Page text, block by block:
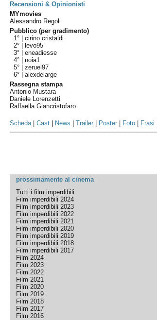
Recensioni & Opinionisti
MYmovies
Alessandro Regoli
Pubblico (per gradimento)
1° |cirino cristaldi
2° |
levo95
3° |eneadiesse
4° |noia1
5° |zeruel97
6° |alexdelarge
Rassegna stampa
Antonio Mustara
Daniele Lorenzetti
Raffaella Giancristofaro
Scheda|Cast News |Trailer Poster Foto Frasi
prossimamente al cinema
Tutti i film imperdibili
Film imperdibili 2024
Film imperdibili 2023
Film imperdibili 2022
Film imperdibili 2021
Film imperdibili 2020
Film imperdibili 2019
Film imperdibili 2018
Film imperdibili 2017
Film 2024
Film 2023
Film 2022
Film 2021
Film 2020
Film 2019
Film 2018
Film 2017
Film 2016